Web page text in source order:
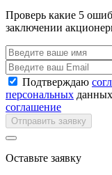
Проверь какие 5
заключении
Подтверждаю
персональных
соглашение
Отправить заявку
Оставьте заявку